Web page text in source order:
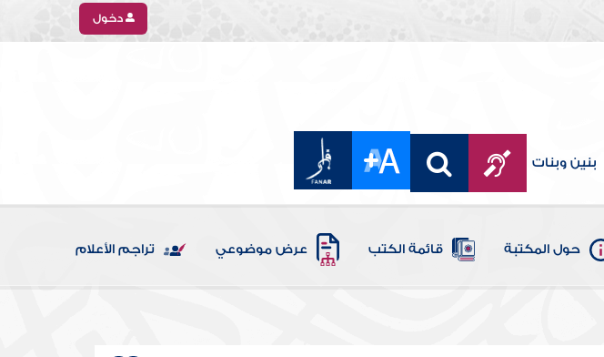
دخول
بنين وبنات
حول المكتبة قائمة الكتب عرض موضوعي تراجم الأعلام